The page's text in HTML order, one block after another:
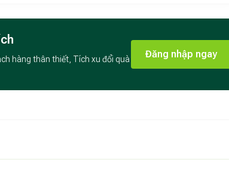
và dép đi trong phòng, mang lại sự tiện lợi tối đa.
đến các địa điểm nổi tiếng khác của Hà Nội:
hàng thân thiết, Tích xu đổi quà
Đăng nhập ngay